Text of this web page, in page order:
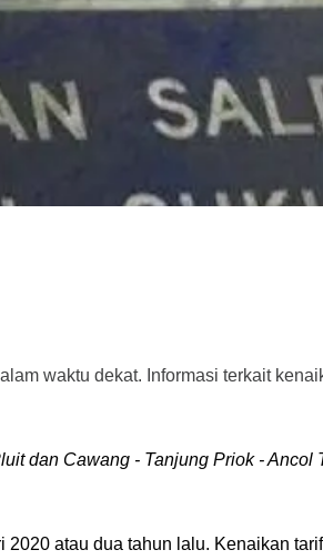
waktu dekat. Informasi terkait
dan Cawang - Tanjung Priok - Ancol
atau dua tahun lalu. Kenaikan